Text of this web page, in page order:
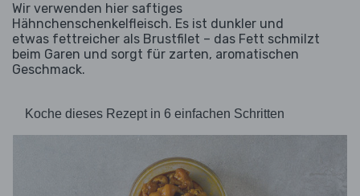
Wir verwenden hier saftiges
Hähnchenschenkelfleisch. Es ist dunkler und
etwas fettreicher als Brustfilet – das Fett schmilzt
beim Garen und sorgt für zarten, aromatischen
Geschmack.
Koche dieses Rezept in 6 einfachen Schritten